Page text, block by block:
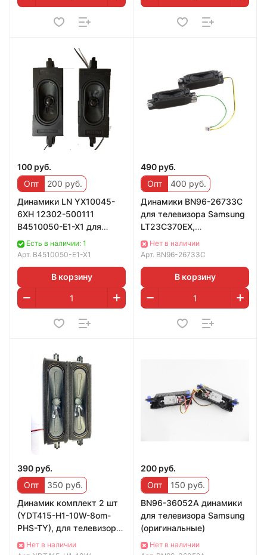
100 руб.
Опт
200 руб.
Динамики LN YX10045-
6XH 12302-500111
B4510050-E1-X1 для
телевизора TCL 55P637
Есть в наличии: 1
Арт. B4510050-E1-X1
В корзину
490 руб.
Опт
400 руб.
Динамики BN96-26733C
для телевизора Samsung
LT23C370EX,
LT24C370EX, LT27C370EX
Нет в наличии
Арт. BN96-26733C
В корзину
390 руб.
Опт
350 руб.
Динамик комплект 2 шт
(YDT415-H1-10W-8om-
PHS-TY), для телевизора
H-LED55BU7008
Нет в наличии
200 руб.
Опт
150 руб.
BN96-36052A динамики
для телевизора Samsung
(оригинальные)
Нет в наличии